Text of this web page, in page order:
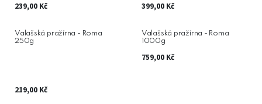
239,00 Kč 399,00Kč
Valašská pražírna - Roma
250g
219,00 Kč
Valašská pražírna - Roma
1000g
759,00Kč